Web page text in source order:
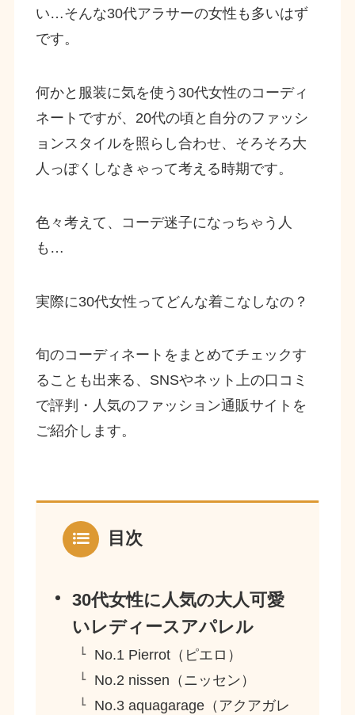
い…そんな30代アラサーの女性も多いはず
です。
何かと服装に気を使う30代女性のコーディ
ネートですが、20代の頃と自分のファッシ
ョンスタイルを照らし合わせ、そろそろ大
人っぽくしなきゃって考える時期です。
色々考えて、コーデ迷子になっちゃう人
も…
実際に30代女性ってどんな着こなしなの？
旬のコーディネートをまとめてチェックす
ることも出来る、SNSやネット上の口コミ
で評判・人気のファッション通販サイトを
ご紹介します。
目次
30代女性に人気の大人可愛
いレディースアパレル
No.1 Pierrot（ピエロ）
No.2 nissen（ニッセン）
No.3 aquagarage（アクアガレ